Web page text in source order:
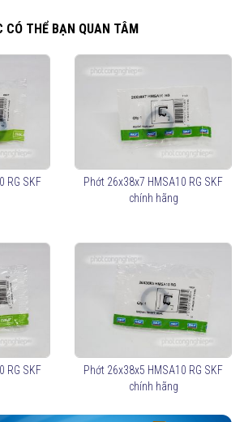
CÓ THỂ BẠN QUAN TÂM
RG SKF
Phớt 26x38x7 HMSA10 RG SKF
chính hãng
RG SKF
Phớt 26x38x5 HMSA10 RG SKF
chính hãng